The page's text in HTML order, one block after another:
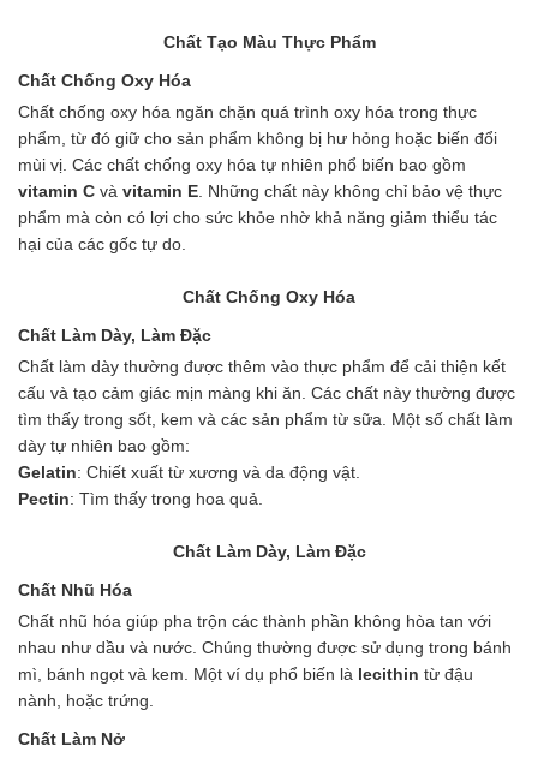
Chất Tạo Màu Thực Phẩm
Chất Chống Oxy Hóa
Chất chống oxy hóa ngăn chặn quá trình oxy hóa trong thực
phẩm, từ đó giữ cho sản phẩm không bị hư hỏng hoặc biến đổi
mùi vị. Các chất chống oxy hóa tự nhiên phổ biến bao gồm
vitamin C và vitamin E . Những chất này không chỉ bảo vệ thực
phẩm mà còn có lợi cho sức khỏe nhờ khả năng giảm thiểu tác
hại của các gốc tự do.
Chất Chống Oxy Hóa
Chất Làm Dày, Làm Đặc
Chất làm dày thường được thêm vào thực phẩm để cải thiện kết
cấu và tạo cảm giác mịn màng khi ăn. Các chất này thường được
tìm thấy trong sốt, kem và các sản phẩm từ sữa. Một số chất làm
dày tự nhiên bao gồm:
Gelatin: Chiết xuất từ xương và da động vật.
Pectin: Tìm thấy trong hoa quả.
Chất Làm Dày, Làm Đặc
Chất Nhũ Hóa
Chất nhũ hóa giúp pha trộn các thành phần không hòa tan với
nhau như dầu và nước. Chúng thường được sử dụng trong bánh
mì, bánh ngọt và kem. Một ví dụ phổ biến là lecithin từ đậu
nành, hoặc trứng.
Chất Làm Nở